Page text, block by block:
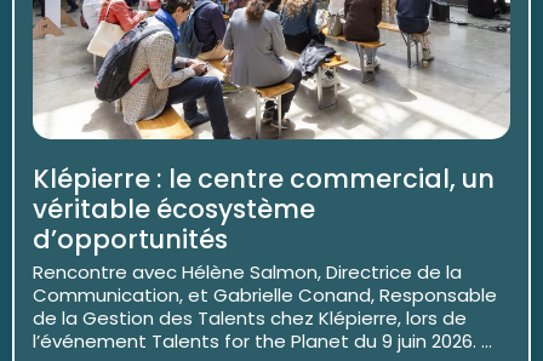
Klépierre : le centre commercial, un
véritable écosystème
d’opportunités
Rencontre avec Hélène Salmon, Directrice de la
Communication, et Gabrielle Conand, Responsable
de la Gestion des Talents chez Klépierre, lors de
l’événement Talents for the Planet du 9 juin 2026. ...